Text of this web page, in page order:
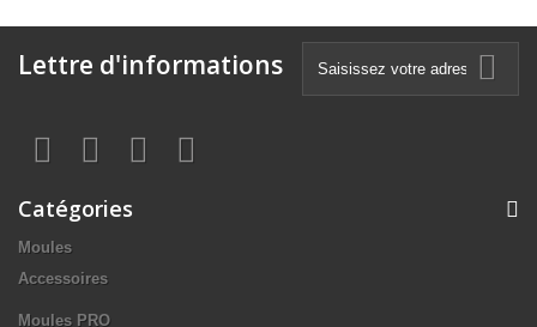
Lettre d'informations
Catégories
Moules
Accessoires
Moules PRO